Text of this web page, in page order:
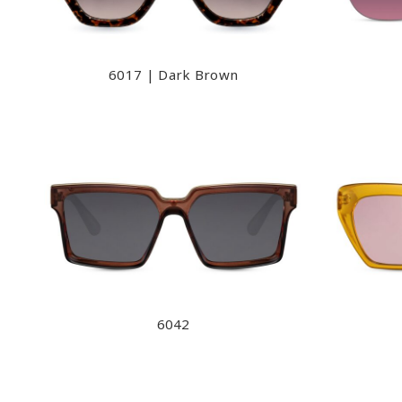
6017 | Dark Brown
6042